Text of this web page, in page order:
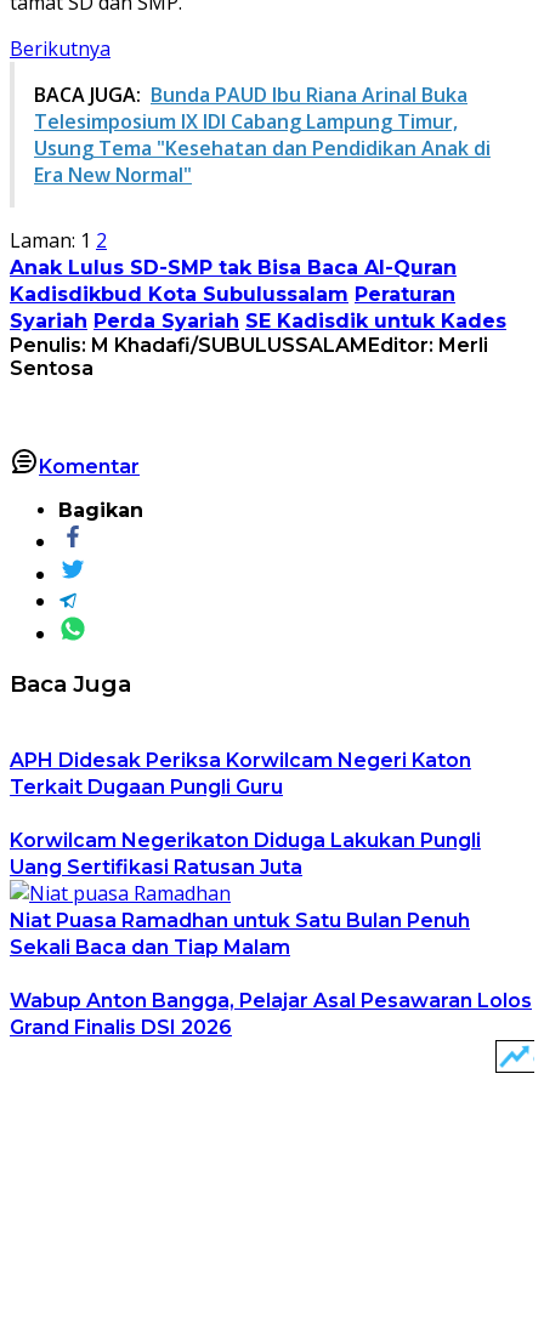
Berikutnya
BACA JUGA: Bunda PAUD Ibu Riana Arinal Buka
Telesimposium IX IDI Cabang Lampung Timur,
Usung Tema "Kesehatan dan Pendidikan Anak di
Era New Normal"
Laman: 1 2
Anak Lulus SD-SMP tak Bisa Baca Al-Quran
Kadisdikbud Kota Subulussalam Peraturan
Syariah Perda Syariah SE Kadisdik untuk Kades
Penulis: M Khadafi/SUBULUSSALAMEditor: Merli
Sentosa
Komentar
Bagikan
Baca Juga
APH Didesak Periksa Korwilcam Negeri Katon
Terkait Dugaan Pungli Guru
Korwilcam Negerikaton Diduga Lakukan Pungli
Uang Sertifikasi Ratusan Juta
Niat Puasa Ramadhan untuk Satu Bulan Penuh
Sekali Baca dan Tiap Malam
Wabup Anton Bangga, Pelajar Asal Pesawaran Lolos
Grand Finalis DSI 2026